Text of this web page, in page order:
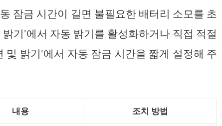
잠금 시간이 길면 불필요한 배터리 소모를 초
기'에서 자동 밝기를 활성화하거나 직접 적절
및 밝기'에서 자동 잠금 시간을 짧게 설정해 주
내용 조치 방법